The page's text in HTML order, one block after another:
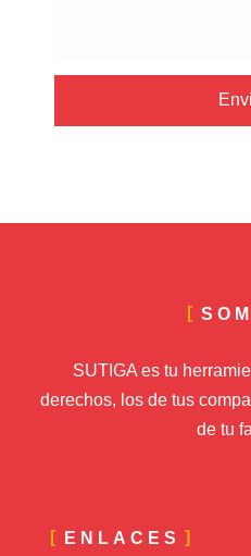
SUTIGA es tu
derechos, los de tus
de tu
ENLACES